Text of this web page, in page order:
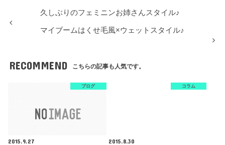
久しぶりのフェミニンお姉さんスタイル♪
マイブームはくせ毛風×ウェットスタイル♪
RECOMMEND こちらの記事も人気です。
ブログ
2015.9.27
コラム
2015.8.30